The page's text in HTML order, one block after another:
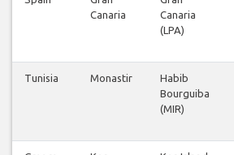
Canaria
Canaria
(LPA)
Tunisia Monastir
Habib
Bourguiba
(MIR)